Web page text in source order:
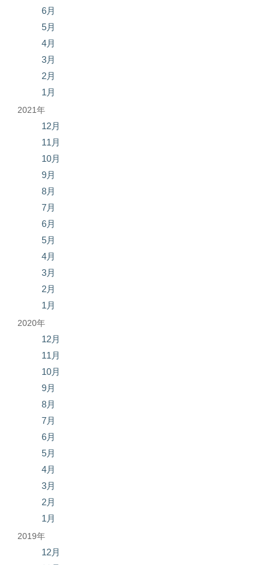
6月
5月
4月
3月
2月
1月
2021年
12月
11月
10月
9月
8月
7月
6月
5月
4月
3月
2月
1月
2020年
12月
11月
10月
9月
8月
7月
6月
5月
4月
3月
2月
1月
2019年
12月